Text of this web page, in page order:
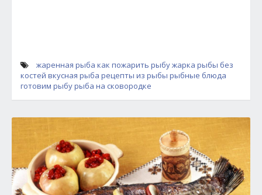
жаренная рыба как пожарить рыбужарка рыбы без
костей вкусная рыба рецепты из рыбы рыбные блюда
готовим рыбурыба на сковородке